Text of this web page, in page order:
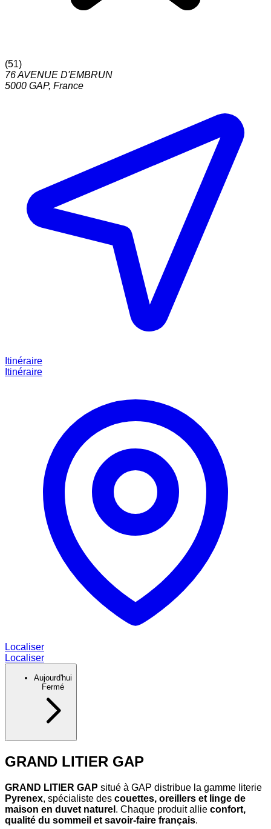
(51)
76 AVENUE D'EMBRUN
5000 GAP, France
Itinéraire
Itinéraire
Localiser
Localiser
Aujourd'hui
Fermé
GRAND LITIER GAP
GRAND LITIER GAP situé à GAP distribue la gamme literie
Pyrenex, spécialiste des couettes, oreillers et linge de
maison en duvet naturel . Chaque produit allie confort,
qualité du sommeil et savoir-faire français.